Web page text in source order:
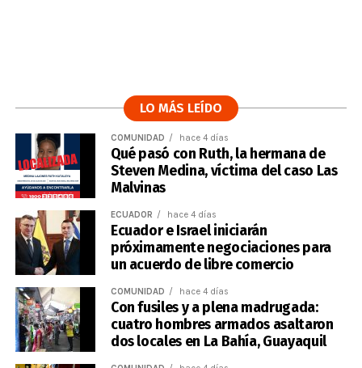
LO MÁS LEÍDO
COMUNIDAD hace 4 días
Qué pasó con Ruth, la hermana de
Steven Medina, víctima del caso Las
Malvinas
ECUADOR hace 4 días
Ecuador e Israel iniciarán
próximamente negociaciones para
un acuerdo de libre comercio
COMUNIDAD hace 4 días
Con fusiles y a plena madrugada:
cuatro hombres armados asaltaron
dos locales en La Bahía, Guayaquil